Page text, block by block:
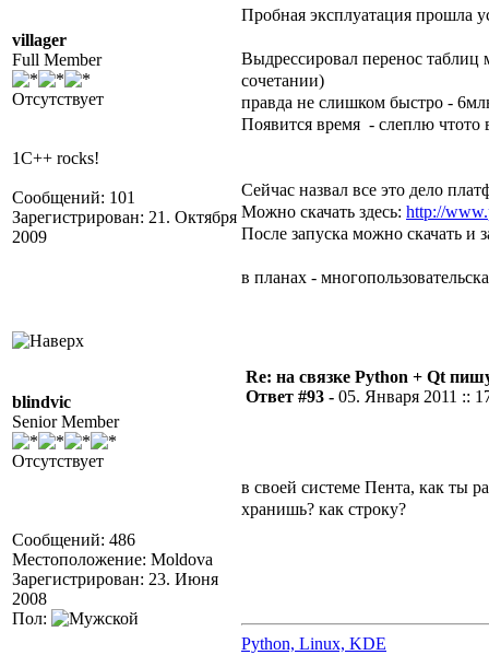
villager
Full Member
Отсутствует
1C++ rocks!
Сообщений: 101
Зарегистрирован: 21. Октября
2009
Пробная эксплуатация прошла
Выдрессировал перенос
сочетании)
правда не слишком быстро -
Появится время - слеплю
Сейчас назвал все это дело
Можно скачать здесь: http://
После запуска можно скачать и
в планах -
blindvic
Senior Member
Отсутствует
Сообщений: 486
Местоположение: Moldova
Зарегистрирован: 23. Июня
2008
Пол:
Re: на связке Python + Qt
Ответ #93 - 05. Января 2011 ::
в своей системе Пента, как ты
хранишь? как строку?
Python, Linux, KDE